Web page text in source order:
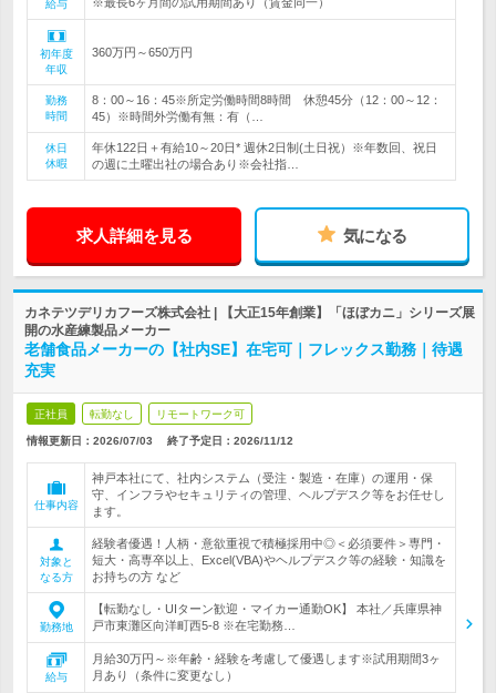
給与
初年度
年収
360万円～650万円
勤務
時間
8：00～16：45※所定労働時間8時間 休憩45分（12：00～12：
45）※時間外労働有無：有（…
休日
休暇
年休122日＋有給10～20日* 週休2日制(土日祝）※年数回、祝日
の週に土曜出社の場合あり※会社指…
求人詳細を見る 気になる
カネテツデリカフーズ株式会社 | 【大正15年創業】「ほぼカニ」シリーズ展
開の水産練製品メーカー
老舗食品メーカーの【社内SE】在宅可｜フレックス勤務｜待遇
充実
正社員 転勤なし リモートワーク可
情報更新日：2026/07/03 終了予定日： 2026/11/12
仕事内容
神戸本社にて、社内システム（受注・製造・在庫）の運用・保
守、インフラやセキュリティの管理、ヘルプデスク等をお任せし
ます。
対象と
なる方
経験者優遇！人柄・意欲重視で積極採用中◎＜必須要件＞専門・
短大・高専卒以上、Excel(VBA)やヘルプデスク等の経験・知識を
お持ちの方 など
勤務地
【転勤なし・UIターン歓迎・マイカー通勤OK】 本社／兵庫県神
戸市東灘区向洋町西5-8 ※在宅勤務…
給与
月給30万円～※年齢・経験を考慮して優遇します※試用期間3ヶ
月あり（条件に変更なし）